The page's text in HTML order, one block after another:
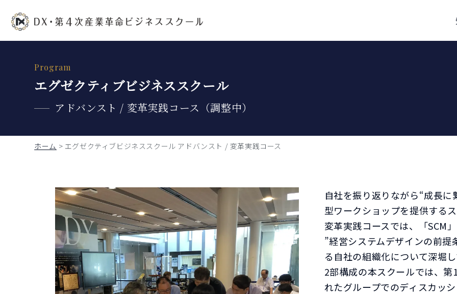
Program
エグゼクティブビジネススクール
アドバンスト / 変革実践コース（調整中）
ホーム > エグゼクティブビジネススクール アドバンスト / 変革実践コース
自社を振り返りながら“成長
型ワークショップを提供する
変革実践コースでは、「SCM
”経営システムデザインの前
る自社の組織化について深堀
2部構成の本スクールでは、
れたグループでのディスカッ